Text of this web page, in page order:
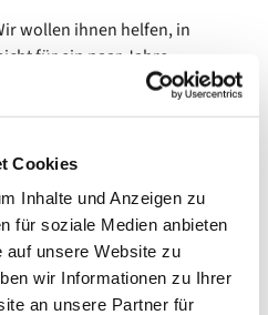
Cookies
Inhalte und Anzeigen zu
für soziale Medien anbieten
auf unsere Website zu
wir Informationen zu Ihrer
an unsere Partner für
wollen ihnen helfen, in
für ein paar Jahre,
Pfarrerin Bettina
fanden sich ein, solche, die
brauchten. Es organisierte
haben wir zusammen
Exkursionen und